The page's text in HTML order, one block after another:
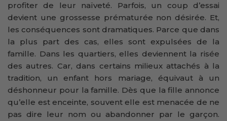
profiter de leur naïveté. Parfois, un coup d’essai
devient une grossesse prématurée non désirée. Et,
les conséquences sont dramatiques. Parce que dans
la plus part des cas, elles sont expulsées de la
famille. Dans les quartiers, elles deviennent la risée
des autres. Car, dans certains milieux attachés à la
tradition, un enfant hors mariage, équivaut à un
déshonneur pour la famille. Dès que la fille annonce
qu’elle est enceinte, souvent elle est menacée de ne
pas dire leur nom ou abandonner par le garçon.